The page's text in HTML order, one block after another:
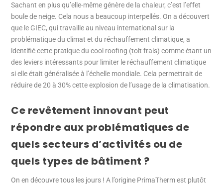
Sachant en plus qu’elle-même génère de la chaleur, c’est l’effet
boule de neige. Cela nous a beaucoup interpellés. On a découvert
que le GIEC, qui travaille au niveau international sur la
problématique du climat et du réchauffement climatique, a
identifié cette pratique du cool roofing (toit frais) comme étant un
des leviers intéressants pour limiter le réchauffement climatique
si elle était généralisée à l’échelle mondiale. Cela permettrait de
réduire de 20 à 30% cette explosion de l’usage de la climatisation.
Ce revêtement innovant peut
répondre aux problématiques de
quels secteurs d’activités ou de
quels types de bâtiment ?
On en découvre tous les jours ! A l’origine PrimaTherm est plutôt